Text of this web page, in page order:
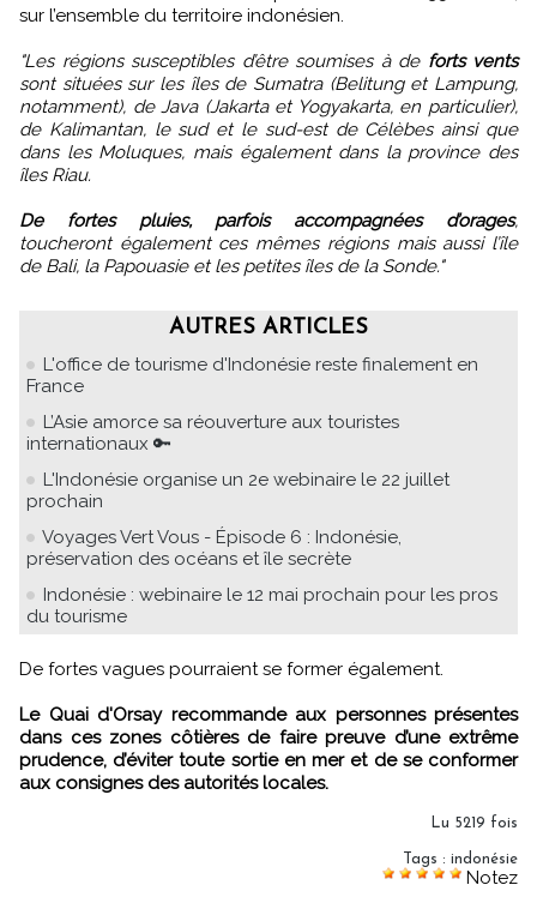
sur l’ensemble du territoire indonésien.
"Les régions susceptibles d’être soumises à de forts vents
sont situées sur les îles de Sumatra (Belitung et Lampung,
notamment), de Java (Jakarta et Yogyakarta, en particulier),
de Kalimantan, le sud et le sud-est de Célèbes ainsi que
dans les Moluques, mais également dans la province des
îles Riau.
De fortes pluies, parfois accompagnées d’orages,
toucheront également ces mêmes régions mais aussi l’île
de Bali, la Papouasie et les petites îles de la Sonde."
AUTRES ARTICLES
L'office de tourisme d'Indonésie reste finalement en
France
L’Asie amorce sa réouverture aux touristes
internationaux 🔑
L'Indonésie organise un 2e webinaire le 22 juillet
prochain
Voyages Vert Vous - Épisode 6 : Indonésie,
préservation des océans et île secrète
Indonésie : webinaire le 12 mai prochain pour les pros
du tourisme
De fortes vagues pourraient se former également.
Le Quai d'Orsay recommande aux personnes présentes
dans ces zones côtières de faire preuve d’une extrême
prudence, d’éviter toute sortie en mer et de se conformer
aux consignes des autorités locales.
Lu 5219 fois
Tags : indonésie
Notez